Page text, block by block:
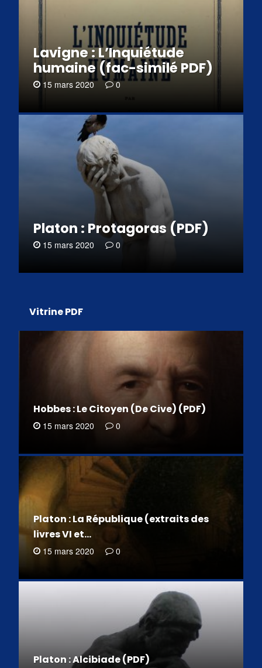
Lavigne : L’Inquiétude
humaine (fac-similé PDF)
15 mars 2020 0
Platon : Protagoras (PDF)
15 mars 2020 0
Vitrine PDF
Hobbes : Le Citoyen (De Cive) (PDF)
15 mars 2020 0
Platon : La République (extraits des
livres VI et…
15 mars 2020 0
Platon : Alcibiade (PDF)